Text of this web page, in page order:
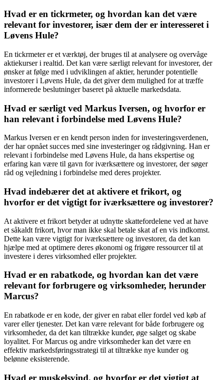
Hvad er en tickrmeter, og hvordan kan det være
relevant for investorer, især dem der er interesseret i
Løvens Hule?
En tickrmeter er et værktøj, der bruges til at analysere og overvåge
aktiekurser i realtid. Det kan være særligt relevant for investorer, der
ønsker at følge med i udviklingen af aktier, herunder potentielle
investorer i Løvens Hule, da det giver dem mulighed for at træffe
informerede beslutninger baseret på aktuelle markedsdata.
Hvad er særligt ved Markus Iversen, og hvorfor er
han relevant i forbindelse med Løvens Hule?
Markus Iversen er en kendt person inden for investeringsverdenen,
der har opnået succes med sine investeringer og rådgivning. Han er
relevant i forbindelse med Løvens Hule, da hans ekspertise og
erfaring kan være til gavn for iværksættere og investorer, der søger
råd og vejledning i forbindelse med deres projekter.
Hvad indebærer det at aktivere et frikort, og
hvorfor er det vigtigt for iværksættere og investorer?
At aktivere et frikort betyder at udnytte skattefordelene ved at have
et såkaldt frikort, hvor man ikke skal betale skat af en vis indkomst.
Dette kan være vigtigt for iværksættere og investorer, da det kan
hjælpe med at optimere deres økonomi og frigøre ressourcer til at
investere i deres virksomhed eller projekter.
Hvad er en rabatkode, og hvordan kan det være
relevant for forbrugere og virksomheder, herunder
Marcus?
En rabatkode er en kode, der giver en rabat eller fordel ved køb af
varer eller tjenester. Det kan være relevant for både forbrugere og
virksomheder, da det kan tiltrække kunder, øge salget og skabe
loyalitet. For Marcus og andre virksomheder kan det være en
effektiv markedsføringsstrategi til at tiltrække nye kunder og
belønne eksisterende.
Hvad er muskelsvind, og hvorfor er det vigtigt at